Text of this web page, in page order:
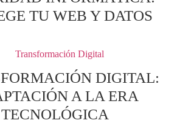
TU WEB Y DATOS
DIGITAL:
A LA ERA
TECNOLÓGICA